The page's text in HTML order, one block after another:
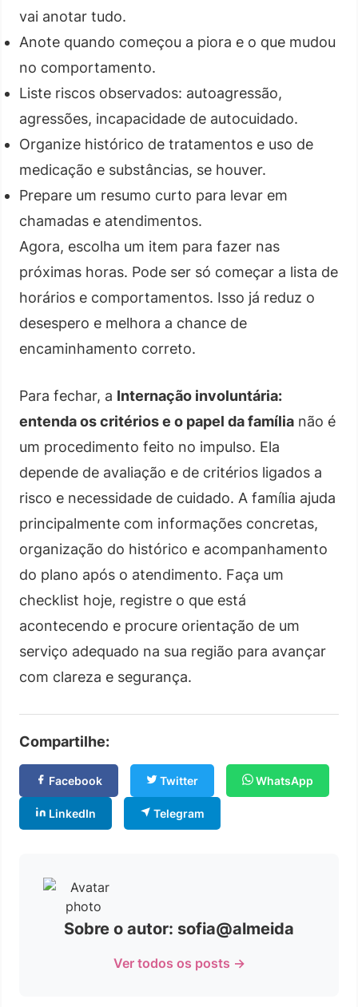
vai anotar tudo.
Anote quando começou a piora e o que mudou
no comportamento.
Liste riscos observados: autoagressão,
agressões, incapacidade de autocuidado.
Organize histórico de tratamentos e uso de
medicação e substâncias, se houver.
Prepare um resumo curto para levar em
chamadas e atendimentos.
Agora, escolha um item para fazer nas
próximas horas. Pode ser só começar a lista de
horários e comportamentos. Isso já reduz o
desespero e melhora a chance de
encaminhamento correto.
Para fechar, a Internação involuntária:
entenda os critérios e o papel da família não é
um procedimento feito no impulso. Ela
depende de avaliação e de critérios ligados a
risco e necessidade de cuidado. A família ajuda
principalmente com informações concretas,
organização do histórico e acompanhamento
do plano após o atendimento. Faça um
checklist hoje, registre o que está
acontecendo e procure orientação de um
serviço adequado na sua região para avançar
com clareza e segurança.
Compartilhe:
Facebook Twitter WhatsApp
LinkedIn Telegram
Sobre o autor: sofia@almeida
Ver todos os posts →